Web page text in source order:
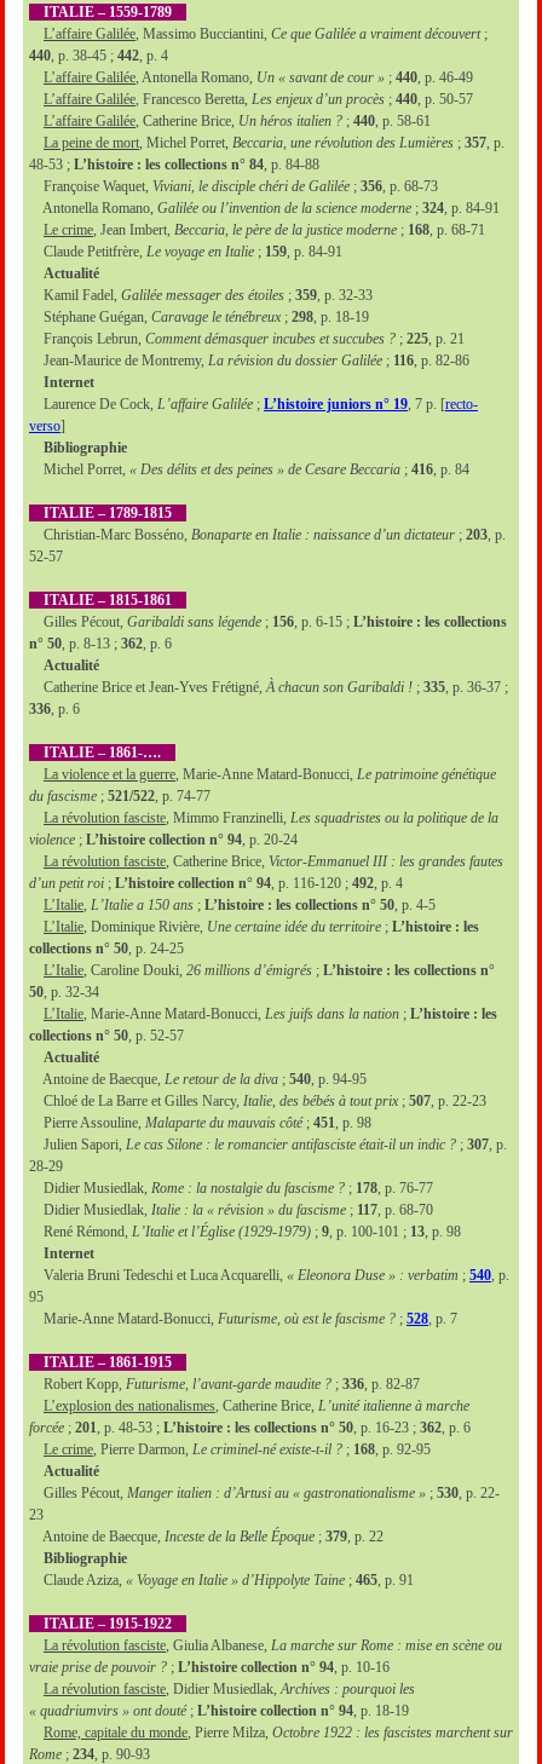
ITALIE – 1559-1789
L’affaire Galilée , Massimo Bucciantini, Ce que Galilée a vraiment découvert;
440 , p. 38-45 ; 442 , p. 4
L’affaire Galilée , Antonella Romano, Un « savant de cour » ; 440 , p. 46-49
L’affaire Galilée , Francesco Beretta, Les enjeux d’un procès ; 440 , p. 50-57
L’affaire Galilée , Catherine Brice, Un héros italien ? ; 440 , p. 58-61
La peine de mort , Michel Porret, Beccaria, une révolution des Lumières ; 357 , p.
48-53 ; L’histoire : les collections n° 84 , p. 84-88
Françoise Waquet, Viviani, le disciple chéri de Galilée ; 356 , p. 68-73
Antonella Romano, Galilée ou l’invention de la science moderne ; 324 , p. 84-91
Le crime , Jean Imbert, Beccaria, le père de la justice moderne ; 168 , p. 68-71
Claude Petitfrère, Le voyage en Italie ; 159 , p. 84-91
Actualité
Kamil Fadel, Galilée messager des étoiles ; 359 , p. 32-33
Stéphane Guégan, Caravage le ténébreux ; 298 , p. 18-19
François Lebrun, Comment démasquer incubes et succubes ? ; 225 , p. 21
Jean-Maurice de Montremy, La révision du dossier Galilée ; 116 , p. 82-86
Internet
Laurence De Cock, L’affaire Galilée ; L’histoire juniors n° 19 , 7 p. [recto-
verso]
Bibliographie
Michel Porret, « Des délits et des peines » de Cesare Beccaria ; 416 , p. 84
ITALIE – 1789-1815
Christian-Marc Bosséno, Bonaparte en Italie : naissance d’un dictateur ; 203 , p.
52-57
ITALIE – 1815-1861
Gilles Pécout, Garibaldi sans légende ; 156 , p. 6-15 ; L’histoire : les collections
n° 50 , p. 8-13 ; 362 , p. 6
Actualité
Catherine Brice et Jean-Yves Frétigné, À chacun son Garibaldi ! ; 335 , p. 36-37 ;
336 , p. 6
ITALIE – 1861-….
La violence et la guerre , Marie-Anne Matard-Bonucci, Le patrimoine génétique
du fascisme ; 521/522 , p. 74-77
La révolution fasciste , Mimmo Franzinelli, Les squadristes ou la politique de la
violence ; L’histoire collection n° 94 , p. 20-24
La révolution fasciste , Catherine Brice, Victor-Emmanuel III : les grandes fautes
d’un petit roi ; L’histoire collection n° 94 , p. 116-120 ; 492 , p. 4
L’Italie L’Italie a 150 ans ; L’histoire : les collections n° 50 , p. 4-5
L’Italie , Dominique Rivière, Une certaine idée du territoire ; L’histoire : les
collections n° 50 , p. 24-25
L’Italie , Caroline Douki, 26 millions d’émigrés ; L’histoire : les collections n°
50 , p. 32-34
L’Italie , Marie-Anne Matard-Bonucci, Les juifs dans la nation ; L’histoire : les
collections n° 50 , p. 52-57
Actualité
Antoine de Baecque, Le retour de la diva ; 540 , p. 94-95
Chloé de La Barre et Gilles Narcy, Italie, des bébés à tout prix ; 507 , p. 22-23
Pierre Assouline, Malaparte du mauvais côté; 451 , p. 98
Julien Sapori, Le cas Silone : le romancier antifasciste était-il un indic ? ; 307 , p.
28-29
Didier Musiedlak, Rome : la nostalgie du fascisme ? ; 178 , p. 76-77
Didier Musiedlak, Italie : la « révision » du fascisme ; 117 , p. 68-70
René Rémond, L’Italie et l’Église (1929-1979) ; 9 , p. 100-101 ; 13 , p. 98
Internet
Valeria Bruni Tedeschi et Luca Acquarelli, « Eleonora Duse » : verbatim ; 540 , p.
95
Marie-Anne Matard-Bonucci, Futurisme, où est le fascisme ? ; 528 , p. 7
ITALIE – 1861-1915
Robert Kopp, Futurisme, l’avant-garde maudite ? ; 336 , p. 82-87
L’explosion des nationalismes , Catherine Brice, L’unité italienne à marche
forcée ; 201 , p. 48-53 ; L’histoire : les collections n° 50 , p. 16-23 ; 362 , p. 6
Le crime , Pierre Darmon, Le criminel-né existe-t-il ? ; 168 , p. 92-95
Actualité
Gilles Pécout, Manger italien : d’Artusi au « gastronationalisme » ; 530 , p. 22-
23
Antoine de Baecque, Inceste de la Belle Époque ; 379 , p. 22
Bibliographie
Claude Aziza, « Voyage en Italie » d’Hippolyte Taine ; 465 , p. 91
ITALIE – 1915-1922
La révolution fasciste , Giulia Albanese, La marche sur Rome : mise en scène ou
vraie prise de pouvoir ? ; L’histoire collection n° 94 , p. 10-16
La révolution fasciste , Didier Musiedlak, Archives : pourquoi les
« quadriumvirs » ont douté; L’histoire collection n° 94 , p. 18-19
Rome, capitale du monde , Pierre Milza, Octobre 1922 : les fascistes marchent sur
Rome ; 234 , p. 90-93